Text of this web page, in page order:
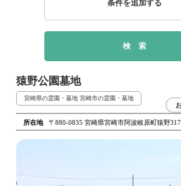
条件を追加する
猿野公園墓地
宮崎県の霊園・墓地 宮崎市の霊園・墓地
所在地 〒880-0835 宮崎県宮崎市阿波岐原町猿野